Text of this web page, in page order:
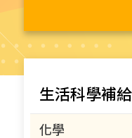
生活科學補
化學